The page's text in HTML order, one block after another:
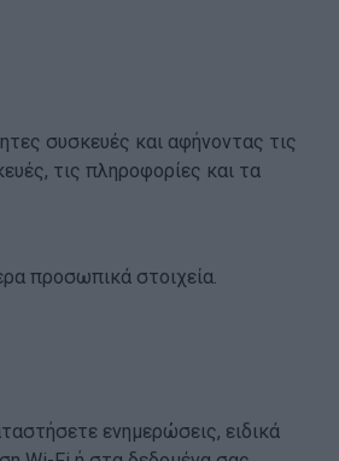
συσκευές και αφήνοντας τις
τις πληροφορίες και τα
προσωπικά στοιχεία.
ενημερώσεις, ειδικά